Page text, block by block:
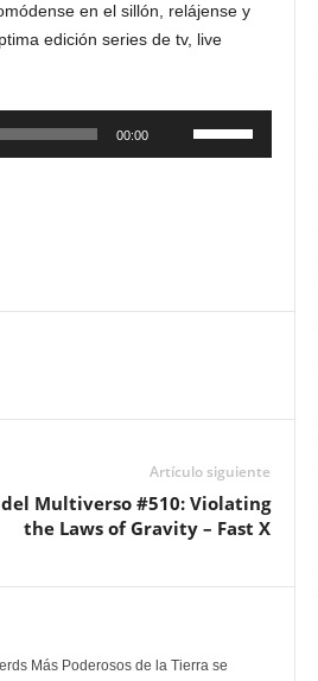
en el sillón, relájense y
edición series de tv, live
00:00
Artículo siguiente
Multiverso #510: Violating
the Laws of Gravity – Fast X
Más Poderosos de la Tierra se